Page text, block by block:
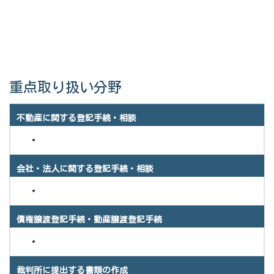
重点取り扱い分野
不動産に関する登記手続・相談
会社・法人に関する登記手続・相談
債権譲渡登記手続・動産譲渡登記手続
裁判所に提出する書類の作成